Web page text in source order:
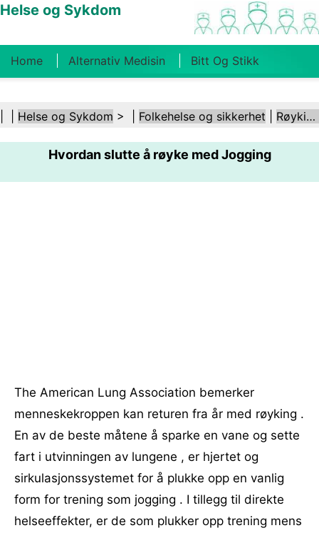
Helse og Sykdom
Home Alternativ Medisin Bitt Og Stikk
Kosthold Og Ernæring Familiehelse
Helsebransjen Psykisk Helse Folkehelse Og
Sikkerhet Kirurgi Og Prosedyrer Helse
Helse og Sykdom > | Folkehelse og sikkerhet Røyking og tobakk
Hvordan slutte å røyke med Jogging
The American Lung Association bemerker
menneskekroppen kan returen fra år med røyking .
En av de beste måtene å sparke en vane og sette
fart i utvinningen av lungene , er hjertet og
sirkulasjonssystemet for å plukke opp en vanlig
form for trening som jogging . I tillegg til direkte
helseeffekter, er de som plukker opp trening mens